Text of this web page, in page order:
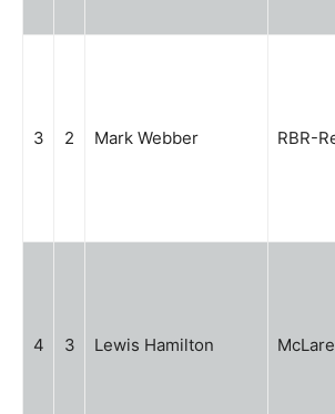
3 2 Mark Webber RBR-
4 3 Lewis Hamilton